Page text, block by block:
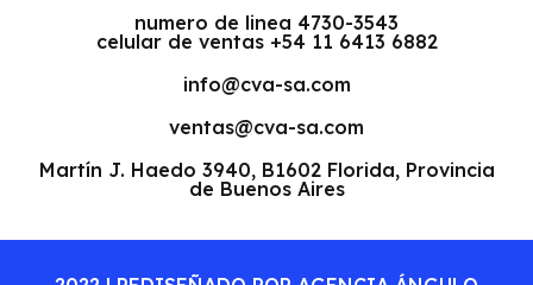
numero de linea 4730-3543
celular de ventas +54 11 6413 6882
info@cva-sa.com
ventas@cva-sa.com
Martín J. Haedo 3940, B1602 Florida, Provincia
de Buenos Aires